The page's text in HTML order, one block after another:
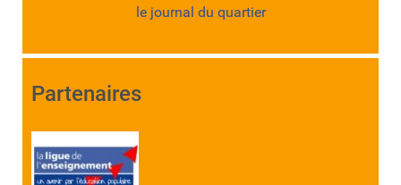
le journal du quartier
Partenaires